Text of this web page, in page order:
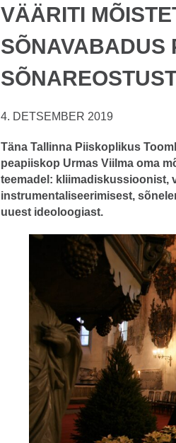
VÄÄRITI
SÕNAVABADUS
4. DETSEMBER 2019
Täna Tallinna Piiskoplikus
peapiiskop Urmas Viilma oma
teemadel: kliimadiskussioonist,
instrumentaliseerimisest,
uuest ideoloogiast.